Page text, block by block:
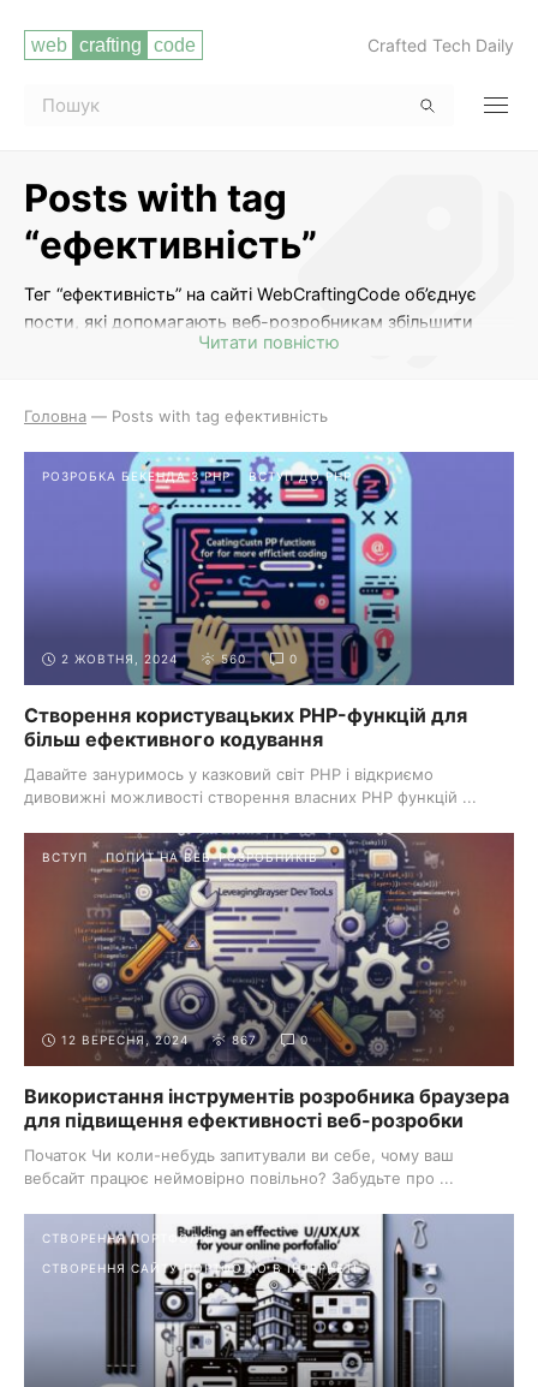
Crafted Tech Daily
Posts with tag
“ефективність”
Тег “ефективність” на сайті WebCraftingCode об’єднує
пости, які допомагають веб-розробникам збільшити
продуктивність своєї роботи. Ви знайдете поради та
часом та багато іншого. Цей тег допоможе вам
вдосконалити свої навички та стати більш
продуктивним веб-розробником.
Читати повністю
Головна — Posts with tag ефективність
РОЗРОБКА БЕКЕНДА З PHP ВСТУП ДО PHP
2 ЖОВТНЯ, 2024 560 0
Створення користувацьких PHP-функцій для
більш ефективного кодування
Давайте зануримось у казковий світ PHP і відкриємо
дивовижні можливості створення власних PHP функцій ...
ВСТУП ПОПИТ НА ВЕБ-РОЗРОБНИКІВ
12 ВЕРЕСНЯ, 2024 867 0
Використання інструментів розробника браузера
для підвищення ефективності веб-розробки
Початок Чи коли-небудь запитували ви себе, чому ваш
вебсайт працює неймовірно повільно? Забудьте про ...
СТВОРЕННЯ ПОРТФОЛІО
СТВОРЕННЯ САЙТУ-ПОРТФОЛІО В ІНТЕРНЕТІ